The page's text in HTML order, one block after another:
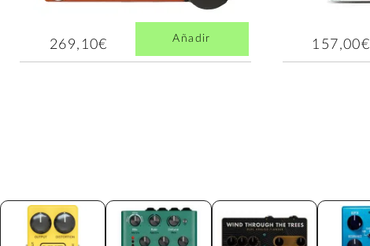
269,10€ Añadir 157,00€